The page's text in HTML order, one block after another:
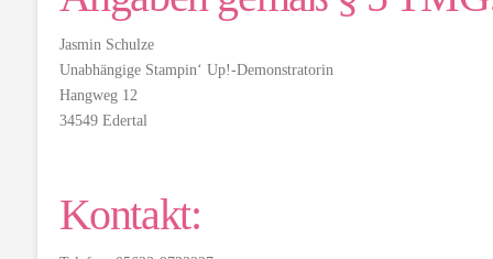
Jasmin Schulze
Unabhängige Stampin‘ Up!-Demonstratorin
Hangweg 12
34549 Edertal
Kontakt: